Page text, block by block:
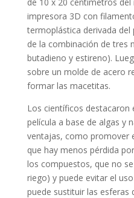
impresora 3D con
termoplástica derivada
de la combinación de tres
butadieno y estireno).
sobre un molde de acero
formar las macetitas.
Los científicos destacaron
película a base de algas y
ventajas, como promover
que hay menos pérdida
los compuestos, que no
riego) y puede evitar el
puede sustituir las esferas